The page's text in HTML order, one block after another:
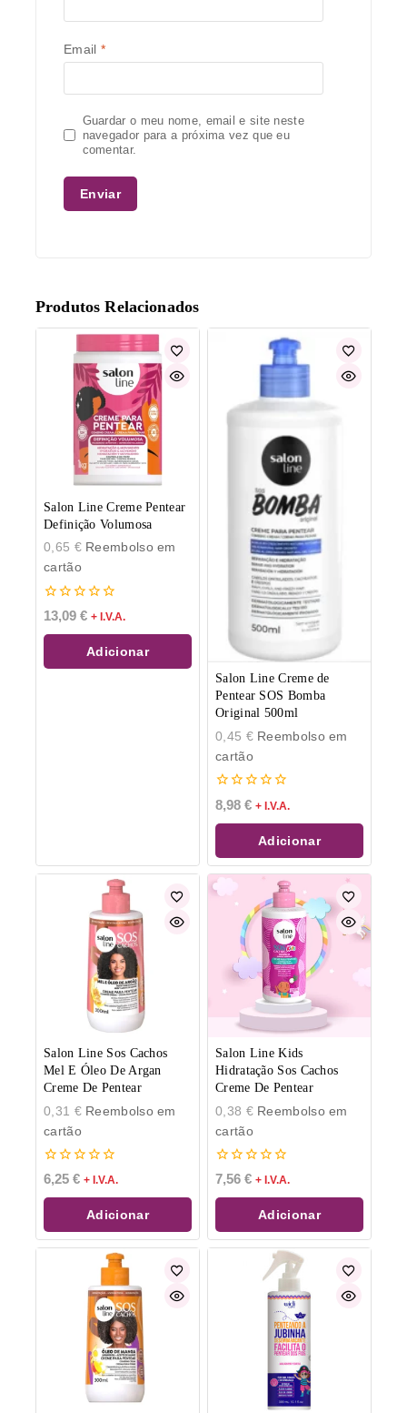
Email *
Guardar o meu nome, email e site neste
navegador para a próxima vez que eu
comentar.
Produtos Relacionados
Salon Line Creme Pentear
Definição Volumosa
0,65 €Reembolso em
cartão
0
de
5
13,09 € + I.V.A.
Adicionar
Salon Line Creme de
Pentear SOS Bomba
Original 500ml
0,45 €Reembolso em
cartão
0
de
5
8,98 € + I.V.A.
Adicionar
Salon Line Sos Cachos
Mel E Óleo De Argan
Creme De Pentear
0,31 €Reembolso em
cartão
0
de
5
6,25 € + I.V.A.
Adicionar
Salon Line Kids
Hidratação Sos Cachos
Creme De Pentear
0,38 €Reembolso em
cartão
0
de
5
7,56 € + I.V.A.
Adicionar